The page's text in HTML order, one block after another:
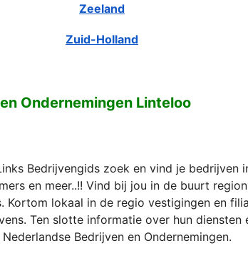
Zeeland
Zuid-Holland
Ondernemingen Linteloo
Bedrijvengids zoek en vind je
en meer..!! Vind bij jou in de buurt
Kortom lokaal in de regio vestigingen en
Ten slotte informatie over hun
Bedrijven en Ondernemingen.